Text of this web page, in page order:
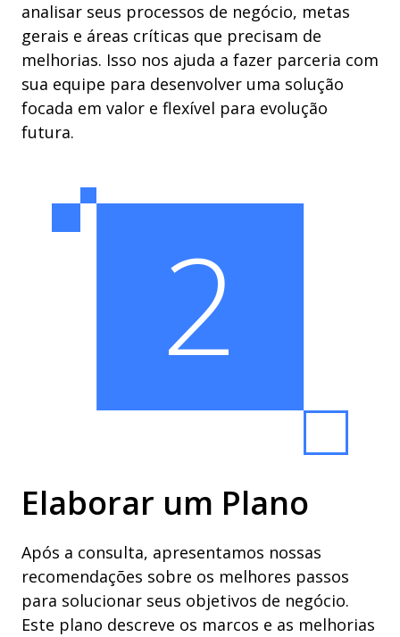
analisar seus processos de negócio, metas
gerais e áreas críticas que precisam de
melhorias. Isso nos ajuda a fazer parceria com
sua equipe para desenvolver uma solução
focada em valor e flexível para evolução
futura.
2
Elaborar um Plano
Após a consulta, apresentamos nossas
recomendações sobre os melhores passos
para solucionar seus objetivos de negócio.
Este plano descreve os marcos e as melhorias